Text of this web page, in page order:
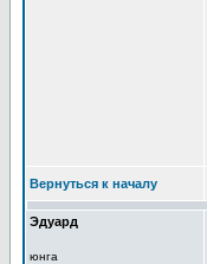
Вернуться к началу
Эдуард
юнга